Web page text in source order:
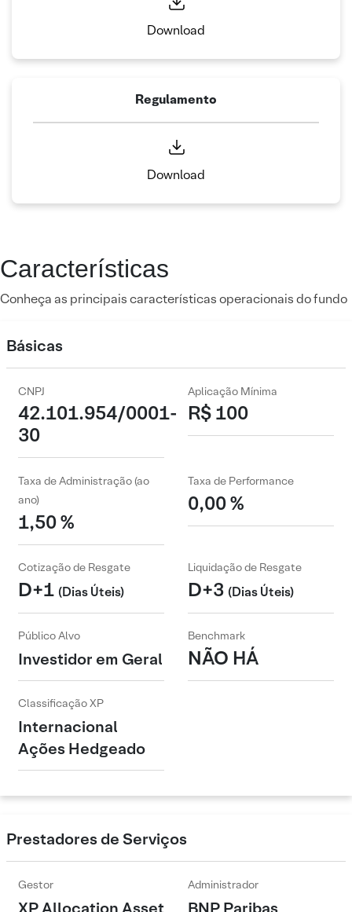
Download
Regulamento
Download
Características
Conheça as principais características operacionais do fundo
Básicas
CNPJ
42.101.954/0001-
30
Aplicação Mínima
R$ 100
Taxa de Administração (ao
ano)
1,50 %
Taxa de Performance
0,00 %
Cotização de Resgate
D+1 (Dias Úteis)
Liquidação de Resgate
D+3 (Dias Úteis)
Público Alvo
Investidor em Geral
Benchmark
NÃO HÁ
Classificação XP
Internacional
Ações Hedgeado
Prestadores de Serviços
Gestor
XP Allocation Asset
Administrador
BNP Paribas